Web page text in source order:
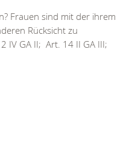
Frauen sind mit der ihrem
Rücksicht zu
IV GA II; Art. 14 II GA III;